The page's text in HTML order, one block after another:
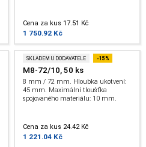
Cena za kus 17.51 Kč
1 750.92 Kč
SKLADEM U DODAVATELE -15%
M8-72/10, 50 ks
8 mm / 72 mm. Hloubka ukotvení:
45 mm. Maximální tloušťka
spojovaného materiálu: 10 mm.
Cena za kus 24.42 Kč
1 221.04 Kč